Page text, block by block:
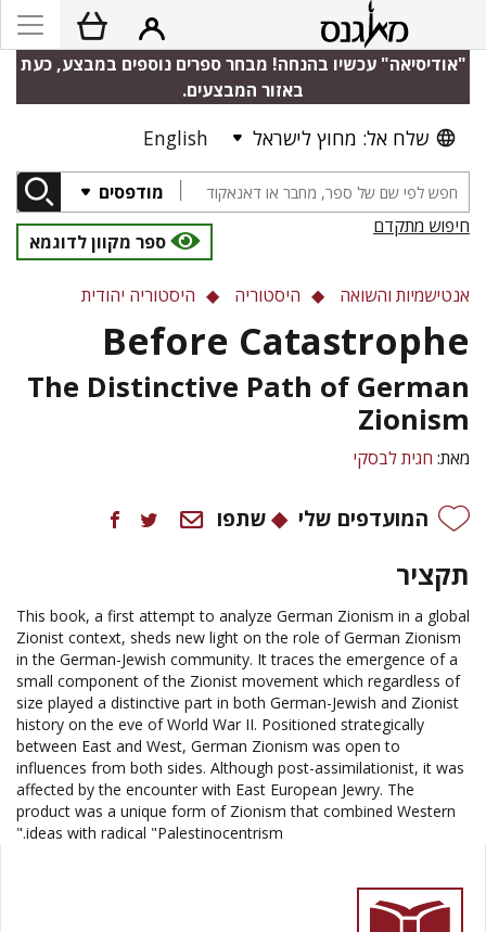
"אודיסיאה" עכשיו בהנחה! מבחר ספרים נוספים במבצע, כעת
באזור המבצעים.
שלח אל: מחוץ לישראל English
מודפסים
חיפוש מתקדם
ספר מקוון לדוגמא
אנטישמיות והשואה היסטוריה היסטוריה יהודית
Before Catastrophe
The Distinctive Path of German
Zionism
מאת: חגית לבסקי
המועדפים שלי שתפו
תקציר
This book, a first attempt to analyze German Zionism in a global
Zionist context, sheds new light on the role of German Zionism
in the German-Jewish community. It traces the emergence of a
small component of the Zionist movement which regardless of
size played a distinctive part in both German-Jewish and Zionist
history on the eve of World War II. Positioned strategically
between East and West, German Zionism was open to
influences from both sides. Although post-assimilationist, it was
affected by the encounter with East European Jewry. The
product was a unique form of Zionism that combined Western
ideas with radical "Palestinocentrism."